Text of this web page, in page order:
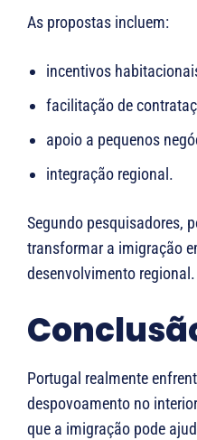
As propostas incluem:
incentivos
facilitação de
apoio a pequenos
integração regional.
Segundo pesquisadores,
transformar a imigração
desenvolvimento regional.
Portugal realmente
despovoamento no
que a imigração pode